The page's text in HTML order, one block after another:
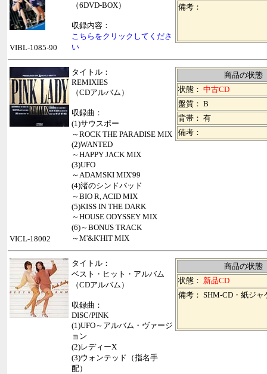
（6DVD-BOX）
収録内容：
こちらをクリックしてくださ
い
備考：
VIBL-1085-90
タイトル：
REMIXIES
（CDアルバム）
収録曲：
(1)サウスポー
～ROCK THE PARADISE MIX
(2)WANTED
～HAPPY JACK MIX
(3)UFO
～ADAMSKI MIX'99
(4)渚のシンドバッド
～BIO R, ACID MIX
(5)KISS IN THE DARK
～HOUSE ODYSSEY MIX
(6)～BONUS TRACK
～M'&K'HIT MIX
商品の状態
状態： 中古CD
盤質： B
背帯： 有
備考：
VICL-18002
タイトル：
ベスト・ヒット・アルバム
（CDアルバム）
収録曲：
DISC/PINK
(1)UFO～アルバム・ヴァージ
ョン
(2)レディーX
(3)ウォンテッド（指名手
配）
商品の状態
状態： 新品CD
備考： SHM-CD・紙ジャ